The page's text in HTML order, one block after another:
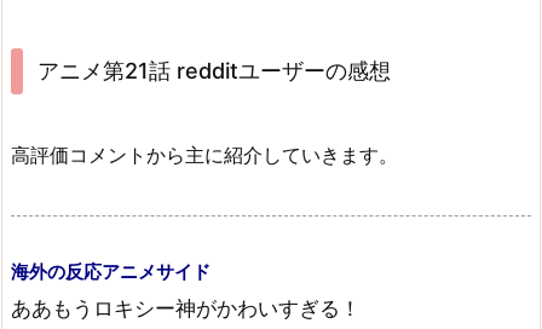
アニメ第21話 redditユーザーの感想
高評価コメントから主に紹介していきます。
海外の反応アニメサイド
ああもうロキシー神がかわいすぎる！